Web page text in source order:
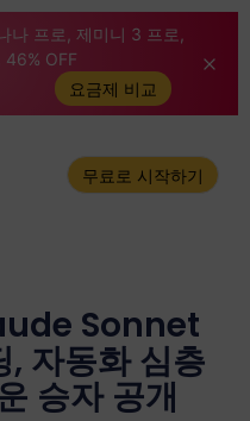
나 프로, 제미니 3 프로,
46% OFF
요금제 비교
무료로 시작하기
Sonnet
자동화 심층
승자 공개